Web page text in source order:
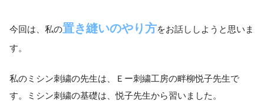
今回は、私の置き縫いのやり方をお話ししようと思いま
す。
私のミシン刺繍の先生は、Ｅー刺繍工房の畔柳悦子先生で
す。ミシン刺繍の基礎は、悦子先生から習いました。